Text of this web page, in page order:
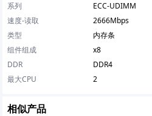
系列
ECC-UDIMM
速度-读取
2666Mbps
类型
内存条
组件组成
x8
DDR
DDR4
最大CPU
2
相似产品